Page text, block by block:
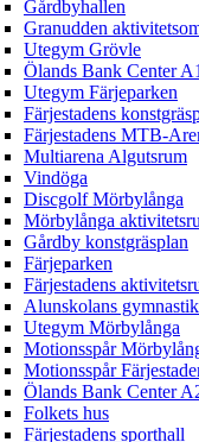
Gårdbyhallen
Granudden
Utegym Grövle
Ölands Bank Center A1
Utegym Färjeparken
Färjestadens
Färjestadens MTB-
Multiarena Algutsrum
Vindöga
Discgolf Mörbylånga
Mörbylånga
Gårdby konstgräsplan
Färjeparken
Färjestadens
Alunskolans
Utegym Mörbylånga
Motionsspår
Motionsspår
Ölands Bank Center
Folkets hus
Färjestadens sporthall